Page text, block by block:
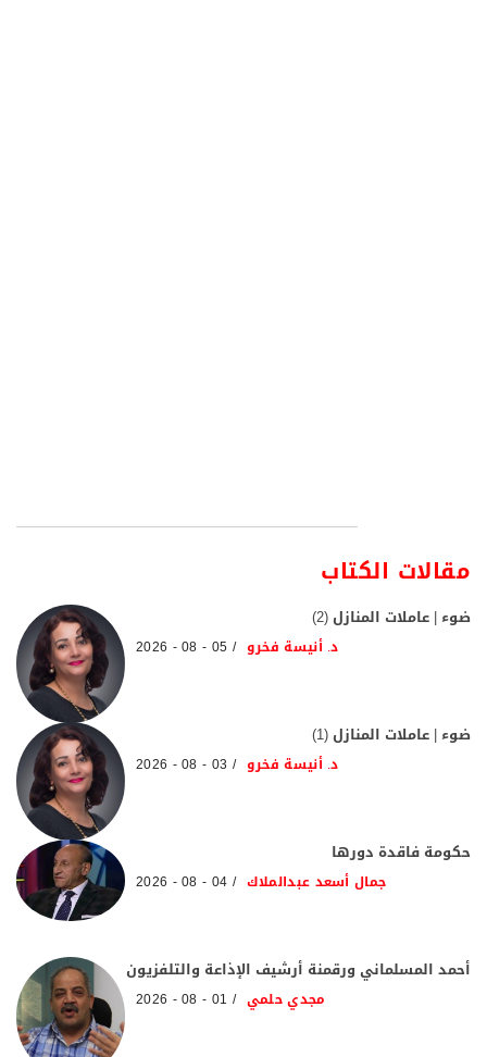
مقالات الكتاب
ضوء | عاملات المنازل (2)
د. أنيسة فخرو 05 - 08 - 2026
ضوء | عاملات المنازل (1)
د. أنيسة فخرو 03 - 08 - 2026
حكومة فاقدة دورها
جمال أسعد عبدالملاك 04 - 08 - 2026
أحمد المسلماني ورقمنة أرشيف الإذاعة والتلفزيون
مجدي حلمي 01 - 08 - 2026